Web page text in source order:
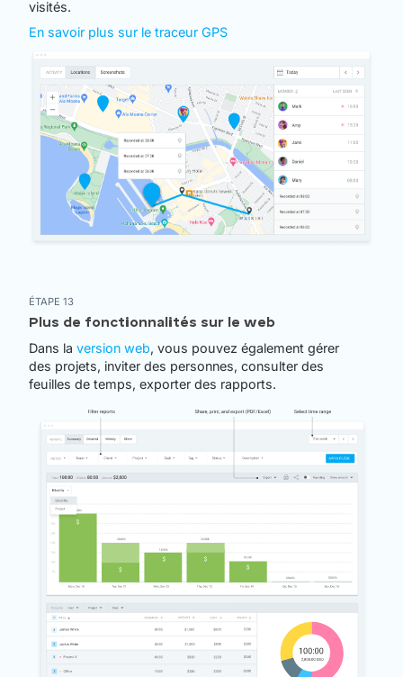
visités.
En savoir plus sur le traceur GPS
ÉTAPE 13
Plus de fonctionnalités sur le web
Dans la version web, vous pouvez également gérer
des projets, inviter des personnes, consulter des
feuilles de temps, exporter des rapports.